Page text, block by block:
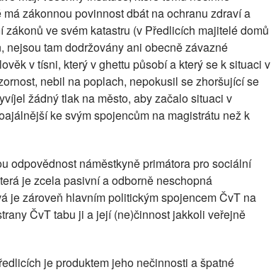
zákonnou povinnost dbát na ochranu zdraví a
ve svém katastru (v Předlicích majitelé domů
nejsou tam dodržovány ani obecně závazné
v tísni, který v ghettu působí a který se k situaci v
nebil na poplach, nepokusil se zhoršující se
žádný tlak na město, aby začalo situaci v
ke svým spojencům na magistrátu než k
odpovědnost náměstkyně primátora pro sociální
je zcela pasivní a odborně neschopná
je zároveň hlavním politickým spojencem ČvT na
ČvT tabu ji a její (ne)činnost jakkoli veřejně
je produktem jeho nečinnosti a špatné